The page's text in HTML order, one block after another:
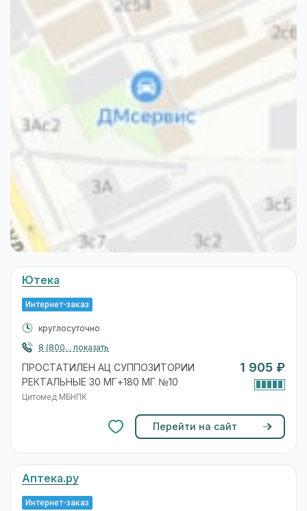
Ютека
Интернет-заказ
круглосуточно
8 (800... показать
ПРОСТАТИЛЕН АЦ СУППОЗИТОРИИ
РЕКТАЛЬНЫЕ 30 МГ+180 МГ №10
Цитомед МБНПК
1 905 ₽
Перейти на сайт
Аптека.ру
Интернет-заказ